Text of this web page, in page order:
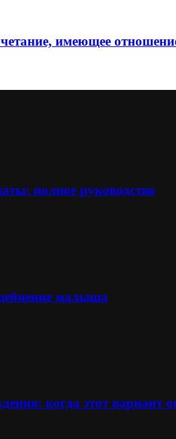
имеющее
полное руководство
малыша
когда этот вариант